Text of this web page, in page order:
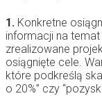
1. Konkretne
informacji na
zrealizowane
osiągnięte cele.
które podkreślą
o 20%” czy